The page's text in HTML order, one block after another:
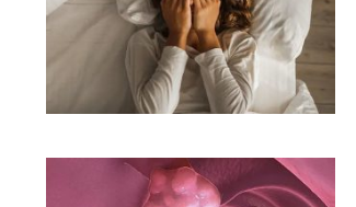
Под Екатеринбургом
взорвали Mercedes главы
«Уралдронзавода»(ФОТО,
кадры имитации нанесения
ядерного авиаудараВИДЕО